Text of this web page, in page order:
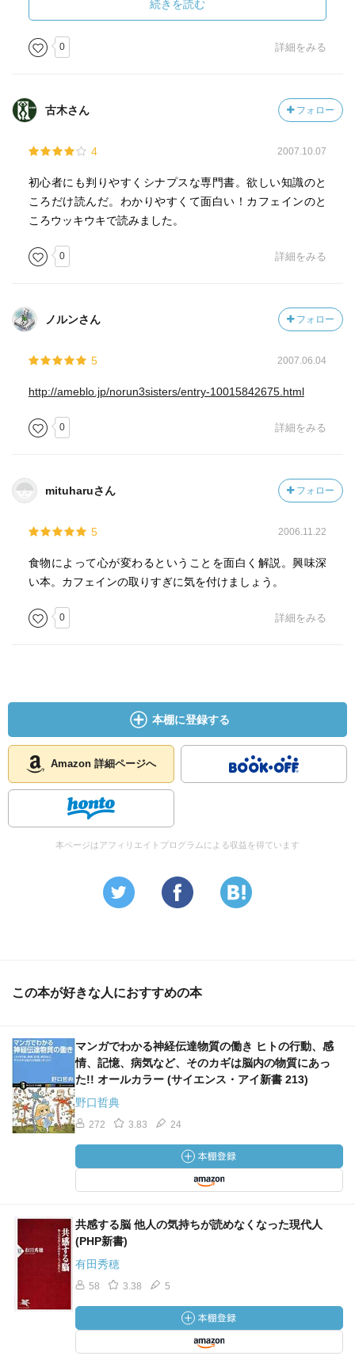
朝食そのものに効果があるのは確かなのだろうと思います
が、「朝食をとる」という習慣が成績に影響を与えている
のかもしれないと思いました。
うかも合わせてデータをとってみたらどうなるんだろう。
続きを読む
0 詳細をみる
古木さん フォロー
4 2007.10.07
初心者にも判りやすくシナプスな専門書。欲しい知識のと
ころだけ読んだ。わかりやすくて面白い！カフェインのと
ころウッキウキで読みました。
0 詳細をみる
ノルンさん フォロー
5 2007.06.04
http://ameblo.jp/norun3sisters/entry-10015842675.html
0 詳細をみる
mituharuさん フォロー
5 2006.11.22
食物によって心が変わるということを面白く解説。興味深
い本。カフェインの取りすぎに気を付けましょう。
0 詳細をみる
本棚に登録する
Amazon 詳細ページへ
本ページはアフィリエイトプログラムによる収益を得ています
この本が好きな人におすすめの本
マンガでわかる神経伝達物質の働き ヒトの行動、感
情、記憶、病気など、そのカギは脳内の物質にあっ
た!! オールカラー (サイエンス・アイ新書 213)
野口哲典
272 3.83 24
共感する脳 他人の気持ちが読めなくなった現代人
(PHP新書)
有田秀穂
58 3.38 5